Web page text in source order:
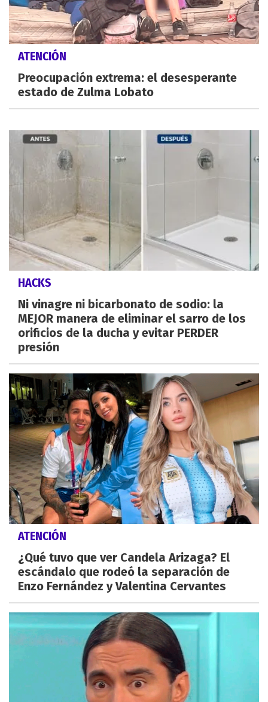
ATENCIÓN
Preocupación extrema: el desesperante
estado de Zulma Lobato
HACKS
Ni vinagre ni bicarbonato de sodio: la
MEJOR manera de eliminar el sarro de los
orificios de la ducha y evitar PERDER
presión
ATENCIÓN
¿Qué tuvo que ver Candela Arizaga? El
escándalo que rodeó la separación de
Enzo Fernández y Valentina Cervantes